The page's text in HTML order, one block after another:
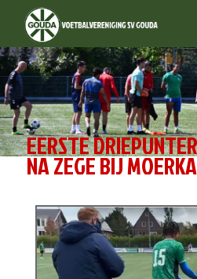
EERSTE
NA ZEGE BIJ